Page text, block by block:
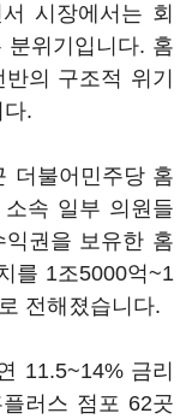
시장에서는 회
분위기입니다. 홈
의 구조적 위기
.
더불어민주당 홈
속 일부 의원들
권을 보유한 홈
를 1조5000억~1
전해졌습니다.
11.5~14% 금리
러스 점포 62곳